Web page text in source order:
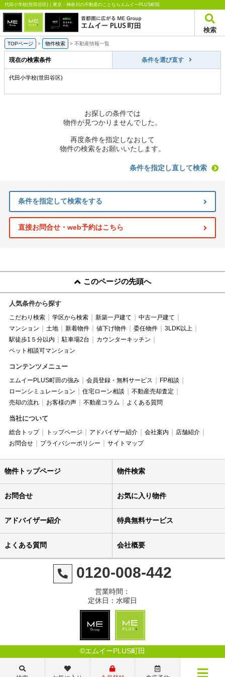
代田小学校(世田谷区)｜東京・神奈川の不動産のことならエムイーPLUS町田
検索
TOPページ > 物件検索 > 不動産情報一覧
現在の検索条件 条件を選び直す
代田小学校(世田谷区)
お探しの条件では
物件が見つかりませんでした。
再度条件を指定しなおして
物件の検索をお願いいたします。
条件を指定し直して検索
条件を指定して検索をする
直接お問合せ・web予約はこちら
このページの先頭へ
人気条件から探す
こだわり検索 学区から検索 新築一戸建て
中古一戸建て
マンション
土地 新着物件 値下げ物件 委任物件
3LDK以上
駅徒歩1５分以内
駐車場2台
カウンターキッチン
ペット相談可マンション
コンテンツメニュー
エムイーPLUS町田の強み 会員登録・無料サービス
FP相談
ローンシミュレーション
住宅ローン相談
不動産売却査定
売却の流れ
お客様の声 不動産コラム よくある質問
当社について
総合トップ トップページ アドバイザー紹介 会社案内
店舗紹介
お問合せ
プライバシーポリシー サイトマップ
物件トップページ 物件検索
お問合せ お気に入り物件
アドバイザー紹介 特典無料サービス
よくある質問 会社概要
0120-008-442
営業時間：
定休日：水曜日
©エムイーPLUS町田